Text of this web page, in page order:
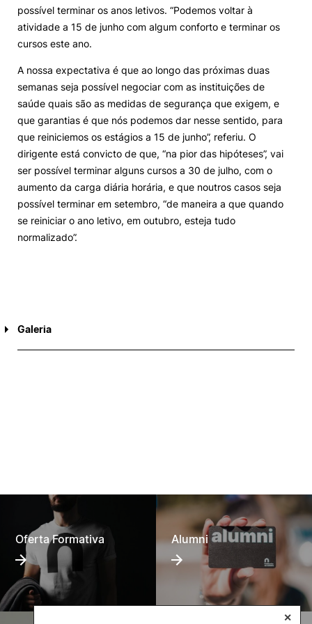
✕
possível terminar os anos letivos. “Podemos voltar à
atividade a 15 de junho com algum conforto e terminar os
cursos este ano.
A nossa expectativa é que ao longo das próximas duas
semanas seja possível negociar com as instituições de
saúde quais são as medidas de segurança que exigem, e
que garantias é que nós podemos dar nesse sentido, para
que reiniciemos os estágios a 15 de junho”, referiu. O
dirigente está convicto de que, “na pior das hipóteses”, vai
ser possível terminar alguns cursos a 30 de julho, com o
aumento da carga diária horária, e que noutros casos seja
possível terminar em setembro, “de maneira a que quando
se reiniciar o ano letivo, em outubro, esteja tudo
normalizado”.
Galeria
Oferta Formativa Alumni